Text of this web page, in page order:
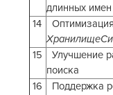
длинных
14
15
Улучшение
поиска
16
Поддержка